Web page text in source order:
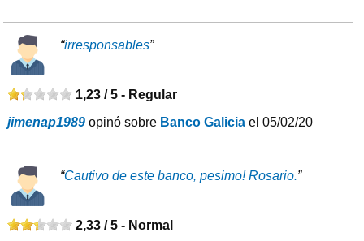
“irresponsables”
1,23 / 5 - Regular
jimenap1989 opinó sobre Banco Galicia el 05/02/20
“Cautivo de este banco, pesimo! Rosario.”
2,33 / 5 - Normal